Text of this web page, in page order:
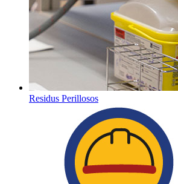
Residus Perillosos